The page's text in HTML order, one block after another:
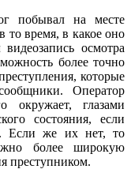
побывал на месте
то время, в какое оно
осмотра
более точно
которые
Оператор
окружает, глазами
состояния, если
Если же их нет, то
более широкую
преступником.